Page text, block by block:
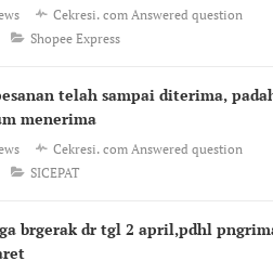
Cekresi. com Answered question
Shopee Express
telah sampai diterima,
menerima
Cekresi. com Answered question
SICEPAT
brgerak dr tgl 2 april,pdhl